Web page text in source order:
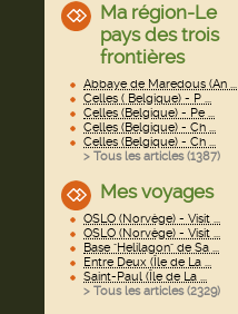
Ma région-Le
pays des trois
frontières
Abbaye de Maredous (An ...
Celles ( Belgique) - P ...
Celles (Belgique) - Pe ...
Celles (Belgique) - Ch ...
Celles (Belgique) - Ch ...
> Tous les articles (1387)
Mes voyages
OSLO (Norvège) - Visit ...
OSLO (Norvège) - Visit ...
Base "Helilagon" de Sa ...
Entre Deux (Île de La ...
Saint-Paul (Île de La ...
> Tous les articles (2329)